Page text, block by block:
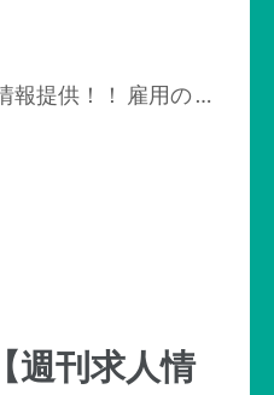
報提供！！ 雇用の …
週刊求人情